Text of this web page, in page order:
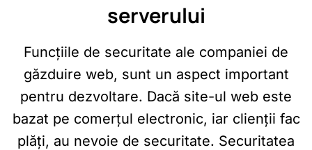
serverului
Funcțiile de securitate ale companiei de
găzduire web, sunt un aspect important
pentru dezvoltare. Dacă site-ul web este
bazat pe comerțul electronic, iar clienții fac
plăți, au nevoie de securitate. Securitatea